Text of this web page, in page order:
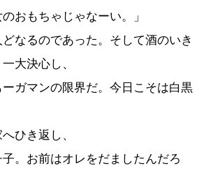
おもちゃじゃなーい。」
なるのであった。そして酒のいき
大決心し、
ガマンの限界だ。今日こそは白黒
ひき返し、
。お前はオレをだましたんだろ